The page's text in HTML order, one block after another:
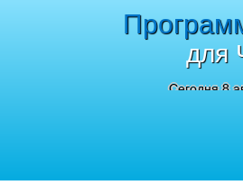
для
Сегодня 8